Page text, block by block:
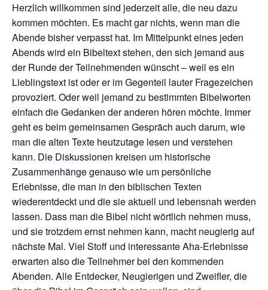
Herzlich willkommen sind jederzeit alle, die neu dazu
kommen möchten. Es macht gar nichts, wenn man die
Abende bisher verpasst hat. Im Mittelpunkt eines jeden
Abends wird ein Bibeltext stehen, den sich jemand aus
der Runde der Teilnehmenden wünscht – weil es ein
Lieblingstext ist oder er im Gegenteil lauter Fragezeichen
provoziert. Oder weil jemand zu bestimmten Bibelworten
einfach die Gedanken der anderen hören möchte. Immer
geht es beim gemeinsamen Gespräch auch darum, wie
man die alten Texte heutzutage lesen und verstehen
kann. Die Diskussionen kreisen um historische
Zusammenhänge genauso wie um persönliche
Erlebnisse, die man in den biblischen Texten
wiederentdeckt und die sie aktuell und lebensnah werden
lassen. Dass man die Bibel nicht wörtlich nehmen muss,
und sie trotzdem ernst nehmen kann, macht neugierig auf
nächste Mal. Viel Stoff und interessante Aha-Erlebnisse
erwarten also die Teilnehmer bei den kommenden
Abenden. Alle Entdecker, Neugierigen und Zweifler, die